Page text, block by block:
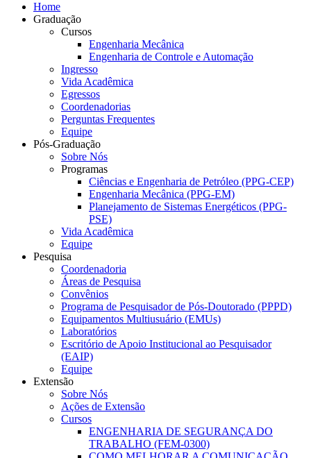
Home
Graduação
Cursos
Engenharia Mecânica
Engenharia de Controle e Automação
Ingresso
Vida Acadêmica
Egressos
Coordenadorias
Perguntas Frequentes
Equipe
Pós-Graduação
Sobre Nós
Programas
Ciências e Engenharia de Petróleo (PPG-CEP)
Engenharia Mecânica (PPG-EM)
Planejamento de Sistemas Energéticos (PPG-
PSE)
Vida Acadêmica
Equipe
Pesquisa
Coordenadoria
Áreas de Pesquisa
Convênios
Programa de Pesquisador de Pós-Doutorado (PPPD)
Equipamentos Multiusuário (EMUs)
Laboratórios
Escritório de Apoio Institucional ao Pesquisador
(EAIP)
Equipe
Extensão
Sobre Nós
Ações de Extensão
Cursos
ENGENHARIA DE SEGURANÇA DO
TRABALHO (FEM-0300)